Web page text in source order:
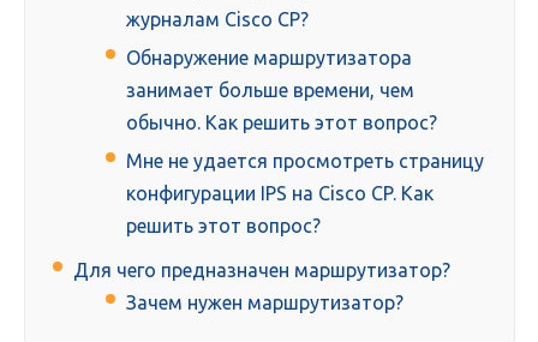
журналам Cisco CP?
Обнаружение маршрутизатора
занимает больше времени, чем
обычно. Как решить этот вопрос?
Мне не удается просмотреть страницу
конфигурации IPS на Cisco CP. Как
решить этот вопрос?
Для чего предназначен маршрутизатор?
Зачем нужен маршрутизатор?